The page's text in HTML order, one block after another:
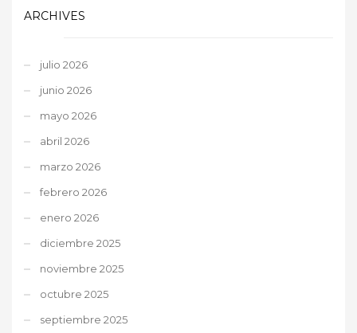
ARCHIVES
julio 2026
junio 2026
mayo 2026
abril 2026
marzo 2026
febrero 2026
enero 2026
diciembre 2025
noviembre 2025
octubre 2025
septiembre 2025